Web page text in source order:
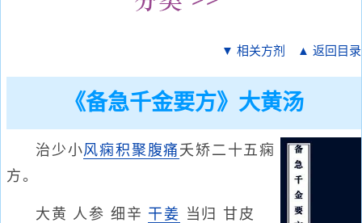
▼ 相关方剂 ▲ 返回目录
《备急千金要方》大黄汤
治少小风痫积聚腹痛 夭矫二十五痫
方。
大黄 人参 细辛 干姜 当归 甘皮